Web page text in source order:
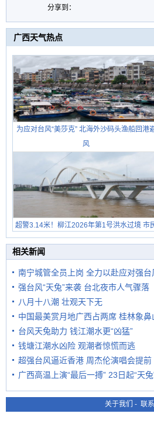
分享到：
广西天气热点
为应对台风“美莎克” 北海外沙码头渔船回港
风
超警3.14米！柳江2026年第1号洪水过境 市
在堤岸见证汛况
相关新闻
南宁城管全员上岗 全力以赴应对强台
强台风“天兔”来袭 台北夜市人气骤落
八月十八潮 壮观天下无
中国最美赏月地广西占两席 桂林象鼻
台风天兔助力 钱江潮水更“凶猛”
钱塘江潮水凶险 观潮者惊慌而逃
超强台风逼近香港 周杰伦演唱会提前
广西高温上演“最后一搏” 23日起“天
关于我们 - 联